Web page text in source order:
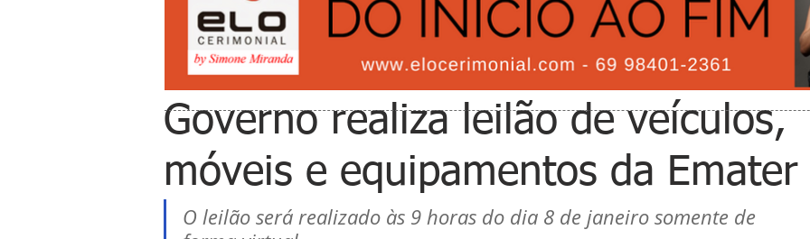
Governo realiza leilão de veículos,
móveis e equipamentos da Emater
O leilão será realizado às 9 horas do dia 8 de janeiro somente de